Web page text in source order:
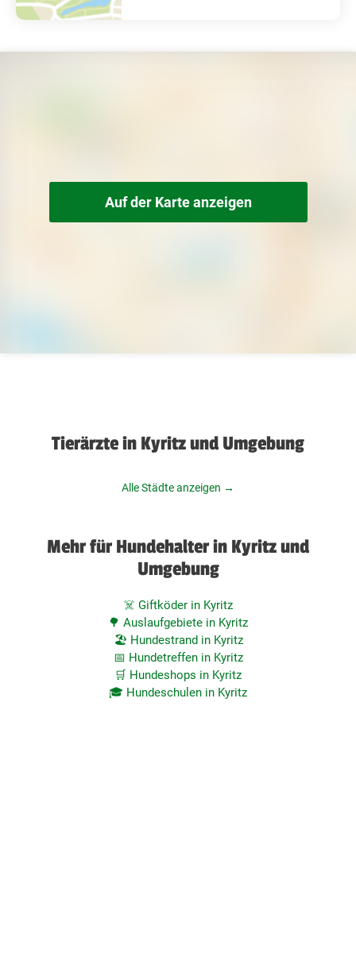
Auf der Karte anzeigen
Tierärzte in Kyritz und Umgebung
Alle Städte anzeigen →
Mehr für Hundehalter in Kyritz und
Umgebung
☠️ Giftköder in Kyritz
🌳 Auslaufgebiete in Kyritz
🏖️ Hundestrand in Kyritz
📅 Hundetreffen in Kyritz
🛒 Hundeshops in Kyritz
🎓 Hundeschulen in Kyritz